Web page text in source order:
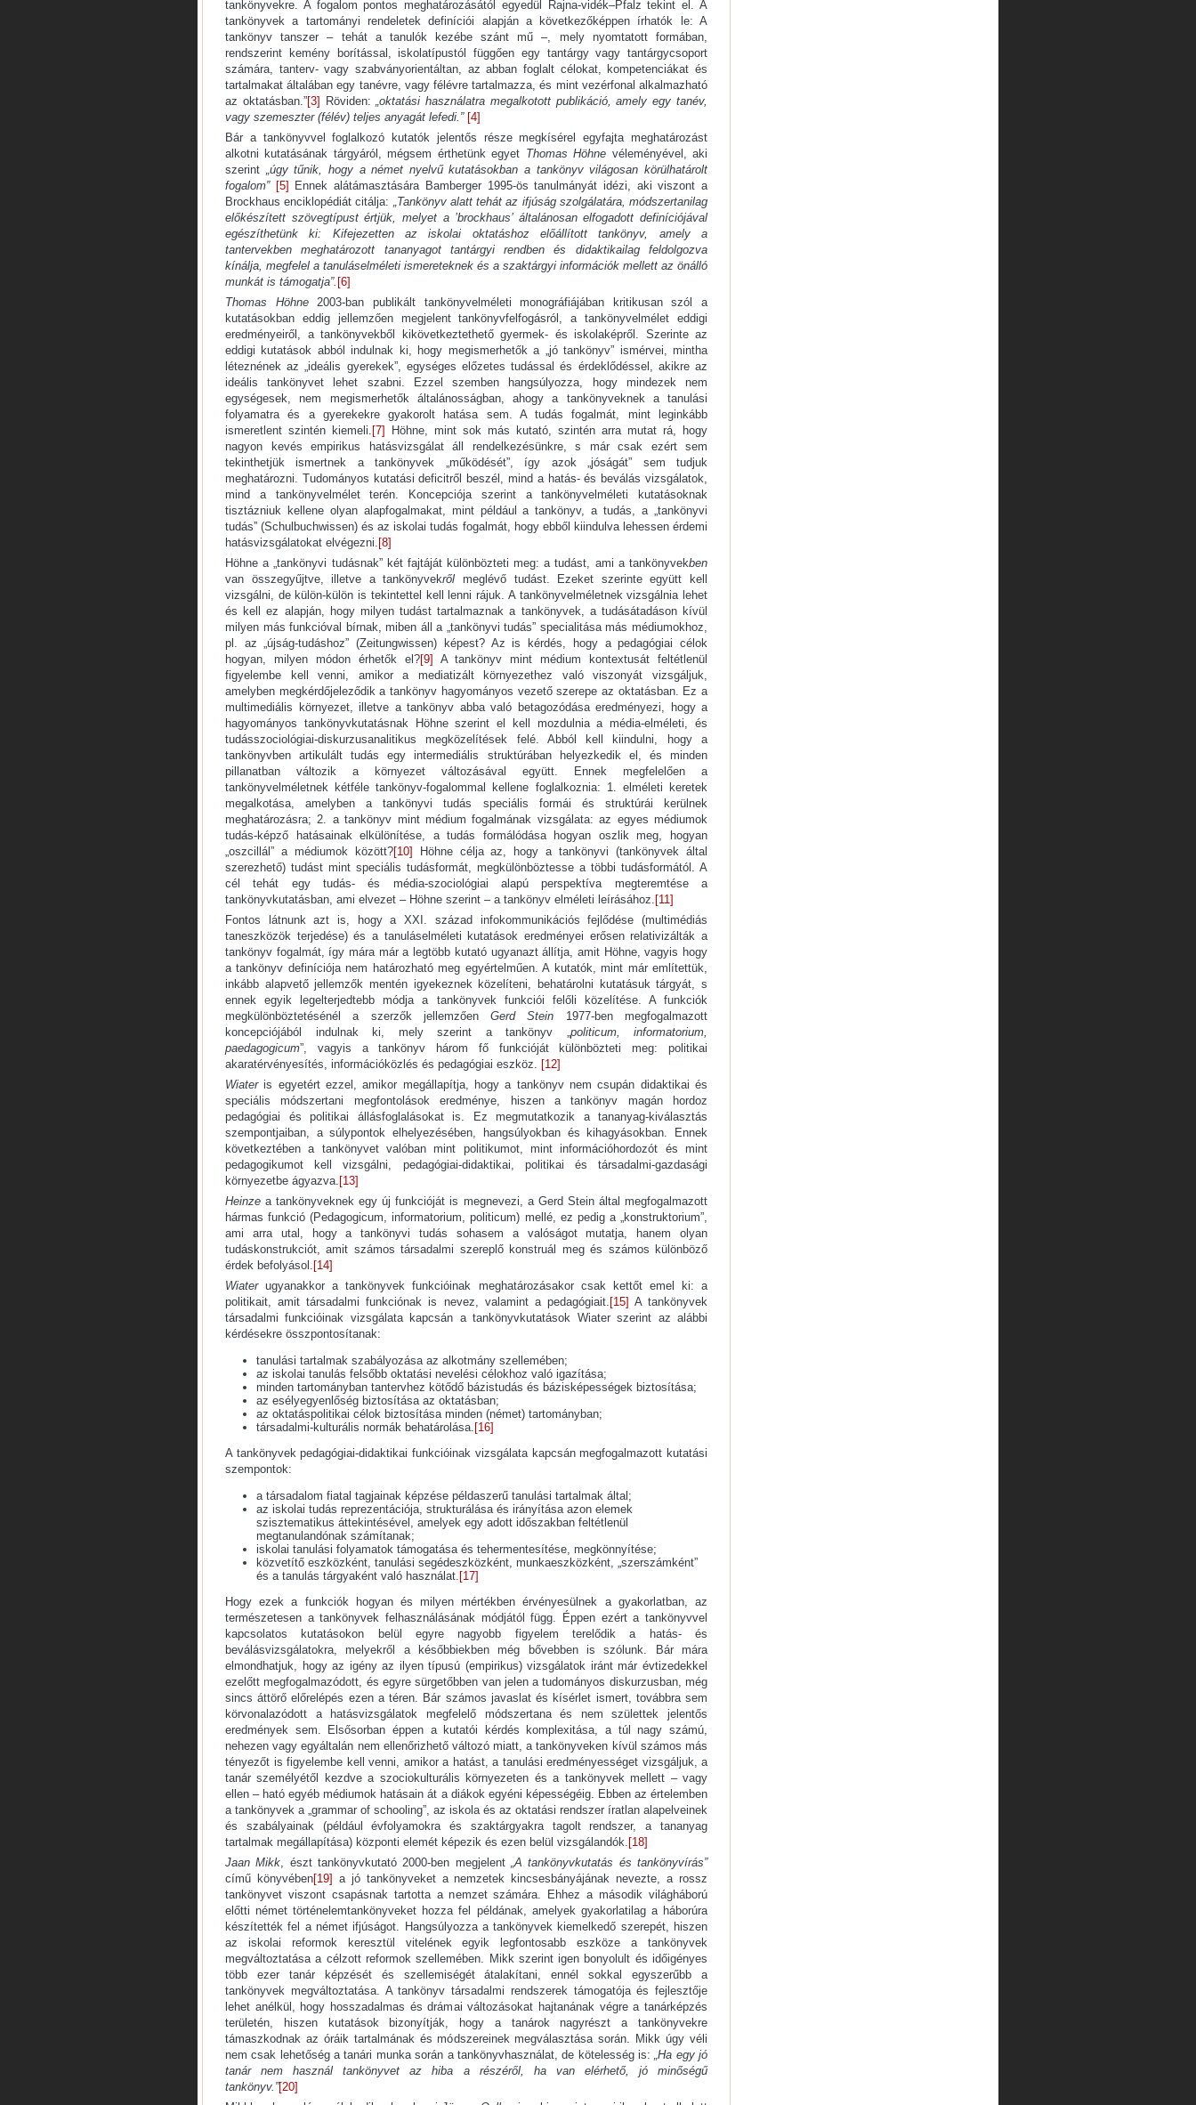
tankönyvekre. A fogalom pontos meghatározásától egyedül Rajna-vidék–Pfalz tekint el. A
tankönyvek a tartományi rendeletek definíciói alapján a következőképpen írhatók le: A
tankönyv tanszer – tehát a tanulók kezébe szánt mű –, mely nyomtatott formában,
rendszerint kemény borítással, iskolatípustól függően egy tantárgy vagy tantárgycsoport
számára, tanterv- vagy szabványorientáltan, az abban foglalt célokat, kompetenciákat és
tartalmakat általában egy tanévre, vagy félévre tartalmazza, és mint vezérfonal alkalmazható
az oktatásban.”[3] Röviden: „oktatási használatra megalkotott publikáció, amely egy tanév,
vagy szemeszter (félév) teljes anyagát lefedi.” [4]
Bár a tankönyvvel foglalkozó kutatók jelentős része megkísérel egyfajta meghatározást
alkotni kutatásának tárgyáról, mégsem érthetünk egyet Thomas Höhne véleményével, aki
szerint
„úgy tűnik, hogy a német nyelvű kutatásokban a tankönyv világosan körülhatárolt
fogalom”[5]
Ennek alátámasztására Bamberger 1995-ös tanulmányát idézi, aki viszont a
Brockhaus enciklopédiát citálja:
„Tankönyv alatt tehát az ifjúság szolgálatára, módszertanilag
előkészített szövegtípust értjük, melyet a ’brockhaus’ általánosan elfogadott definíciójával
egészíthetünk ki: Kifejezetten az iskolai oktatáshoz előállított tankönyv, amely a
tantervekben meghatározott tananyagot tantárgyi rendben és didaktikailag feldolgozva
kínálja, megfelel a tanuláselméleti ismereteknek és a szaktárgyi információk mellett az önálló
munkát is támogatja”. [6]
Thomas Höhne
2003-ban publikált tankönyvelméleti monográfiájában kritikusan szól a
kutatásokban eddig jellemzően megjelent tankönyvfelfogásról, a tankönyvelmélet eddigi
eredményeiről, a tankönyvekből kikövetkeztethető gyermek- és iskolaképről. Szerinte az
eddigi kutatások abból indulnak ki, hogy megismerhetők a „jó tankönyv” ismérvei, mintha
léteznének az „ideális gyerekek”, egységes előzetes tudással és érdeklődéssel, akikre az
ideális tankönyvet lehet szabni. Ezzel szemben hangsúlyozza, hogy mindezek nem
egységesek, nem megismerhetők általánosságban, ahogy a tankönyveknek a tanulási
folyamatra és a gyerekekre gyakorolt hatása sem. A tudás fogalmát, mint leginkább
ismeretlent szintén kiemeli. [7]
Höhne, mint sok más kutató, szintén arra mutat rá, hogy
nagyon kevés empirikus hatásvizsgálat áll rendelkezésünkre, s már csak ezért sem
tekinthetjük ismertnek a tankönyvek „működését”, így azok „jóságát” sem tudjuk
meghatározni. Tudományos kutatási deficitről beszél, mind a hatás- és beválás vizsgálatok,
mind a tankönyvelmélet terén. Koncepciója szerint a tankönyvelméleti kutatásoknak
tisztázniuk kellene olyan alapfogalmakat, mint például a tankönyv, a tudás, a „tankönyvi
tudás” (Schulbuchwissen) és az iskolai tudás fogalmát, hogy ebből kiindulva lehessen érdemi
hatásvizsgálatokat elvégezni. [8]
Höhne a „tankönyvi tudásnak” két fajtáját különbözteti meg: a tudást, ami a tankönyvekben
van összegyűjtve, illetve a tankönyvekről meglévő tudást. Ezeket szerinte együtt kell
vizsgálni, de külön-külön is tekintettel kell lenni rájuk. A tankönyvelméletnek vizsgálnia lehet
és kell ez alapján, hogy milyen tudást tartalmaznak a tankönyvek, a tudásátadáson kívül
milyen más funkcióval bírnak, miben áll a „tankönyvi tudás” specialitása más médiumokhoz,
pl. az „újság-tudáshoz” (Zeitungwissen) képest? Az is kérdés, hogy a pedagógiai célok
hogyan, milyen módon érhetők el?[9]
A tankönyv mint médium kontextusát feltétlenül
figyelembe kell venni, amikor a mediatizált környezethez való viszonyát vizsgáljuk,
amelyben megkérdőjeleződik a tankönyv hagyományos vezető szerepe az oktatásban. Ez a
multimediális környezet, illetve a tankönyv abba való betagozódása eredményezi, hogy a
hagyományos tankönyvkutatásnak Höhne szerint el kell mozdulnia a média-elméleti, és
tudásszociológiai-diskurzusanalitikus megközelítések felé. Abból kell kiindulni, hogy a
tankönyvben artikulált tudás egy intermediális struktúrában helyezkedik el, és minden
pillanatban változik a környezet változásával együtt. Ennek megfelelően a
tankönyvelméletnek kétféle tankönyv-fogalommal kellene foglalkoznia: 1. elméleti keretek
megalkotása, amelyben a tankönyvi tudás speciális formái és struktúrái kerülnek
meghatározásra; 2. a tankönyv mint médium fogalmának vizsgálata: az egyes médiumok
tudás-képző hatásainak elkülönítése, a tudás formálódása hogyan oszlik meg, hogyan
„oszcillál” a médiumok között?[10]
Höhne célja az, hogy a tankönyvi (tankönyvek által
szerezhető) tudást mint speciális tudásformát, megkülönböztesse a többi tudásformától. A
cél tehát egy tudás- és média-szociológiai alapú perspektíva megteremtése a
tankönyvkutatásban, ami elvezet – Höhne szerint – a tankönyv elméleti leírásához. [11]
Fontos látnunk azt is, hogy a XXI. század infokommunikációs fejlődése (multimédiás
taneszközök terjedése) és a tanuláselméleti kutatások eredményei erősen relativizálták a
tankönyv fogalmát, így mára már a legtöbb kutató ugyanazt állítja, amit Höhne, vagyis hogy
a tankönyv definíciója nem határozható meg egyértelműen. A kutatók, mint már említettük,
inkább alapvető jellemzők mentén igyekeznek közelíteni, behatárolni kutatásuk tárgyát, s
ennek egyik legelterjedtebb módja a tankönyvek funkciói felőli közelítése. A funkciók
megkülönböztetésénél a szerzők jellemzőenGerd Stein 1977-ben megfogalmazott
koncepciójából indulnak ki, mely szerint a tankönyv „ politicum, informatorium,
paedagogicum”, vagyis a tankönyv három fő funkcióját különbözteti meg: politikai
akaratérvényesítés, információközlés és pedagógiai eszköz.
[12]
Wiateris egyetért ezzel, amikor megállapítja, hogy a tankönyv nem csupán didaktikai és
speciális módszertani megfontolások eredménye, hiszen a tankönyv magán hordoz
pedagógiai és politikai állásfoglalásokat is. Ez megmutatkozik a tananyag-kiválasztás
szempontjaiban, a súlypontok elhelyezésében, hangsúlyokban és kihagyásokban. Ennek
következtében a tankönyvet valóban mint politikumot, mint információhordozót és mint
pedagogikumot kell vizsgálni, pedagógiai-didaktikai, politikai és társadalmi-gazdasági
környezetbe ágyazva. [13]
Heinze a tankönyveknek egy új funkcióját is megnevezi, a Gerd Stein által megfogalmazott
hármas funkció (Pedagogicum, informatorium, politicum) mellé, ez pedig a „konstruktorium”,
ami arra utal, hogy a tankönyvi tudás sohasem a valóságot mutatja, hanem olyan
tudáskonstrukciót, amit számos társadalmi szereplő konstruál meg és számos különböző
érdek befolyásol. [14]
Wiater ugyanakkor a tankönyvek funkcióinak meghatározásakor csak kettőt emel ki: a
politikait, amit társadalmi funkciónak is nevez, valamint a pedagógiait. [15] A tankönyvek
társadalmi funkcióinak vizsgálata kapcsán a tankönyvkutatások Wiater szerint az alábbi
kérdésekre összpontosítanak:
tanulási tartalmak szabályozása az alkotmány szellemében;
az iskolai tanulás felsőbb oktatási nevelési célokhoz való igazítása;
minden tartományban tantervhez kötődő bázistudás és bázisképességek biztosítása;
az esélyegyenlőség biztosítása az oktatásban;
az oktatáspolitikai célok biztosítása minden (német) tartományban;
társadalmi-kulturális normák behatárolása. [16]
A tankönyvek pedagógiai-didaktikai funkcióinak vizsgálata kapcsán megfogalmazott kutatási
szempontok:
a társadalom fiatal tagjainak képzése példaszerű tanulási tartalmak által;
az iskolai tudás reprezentációja, strukturálása és irányítása azon elemek
szisztematikus áttekintésével, amelyek egy adott időszakban feltétlenül
megtanulandónak számítanak;
iskolai tanulási folyamatok támogatása és tehermentesítése, megkönnyítése;
közvetítő eszközként, tanulási segédeszközként, munkaeszközként, „szerszámként”
és a tanulás tárgyaként való használat. [17]
Hogy ezek a funkciók hogyan és milyen mértékben érvényesülnek a gyakorlatban, az
természetesen a tankönyvek felhasználásának módjától függ. Éppen ezért a tankönyvvel
kapcsolatos kutatásokon belül egyre nagyobb figyelem terelődik a hatás- és
beválásvizsgálatokra, melyekről a későbbiekben még bővebben is szólunk. Bár mára
elmondhatjuk, hogy az igény az ilyen típusú (empirikus) vizsgálatok iránt már évtizedekkel
ezelőtt megfogalmazódott, és egyre sürgetőbben van jelen a tudományos diskurzusban, még
sincs áttörő előrelépés ezen a téren. Bár számos javaslat és kísérlet ismert, továbbra sem
körvonalazódott a hatásvizsgálatok megfelelő módszertana és nem születtek jelentős
eredmények sem. Elsősorban éppen a kutatói kérdés komplexitása, a túl nagy számú,
nehezen vagy egyáltalán nem ellenőrizhető változó miatt, a tankönyveken kívül számos más
tényezőt is figyelembe kell venni, amikor a hatást, a tanulási eredményességet vizsgáljuk, a
tanár személyétől kezdve a szociokulturális környezeten és a tankönyvek mellett – vagy
ellen – ható egyéb médiumok hatásain át a diákok egyéni képességéig. Ebben az értelemben
a tankönyvek a „grammar of schooling”, az iskola és az oktatási rendszer íratlan alapelveinek
és szabályainak (például évfolyamokra és szaktárgyakra tagolt rendszer, a tananyag
tartalmak megállapítása) központi elemét képezik és ezen belül vizsgálandók. [18]
Jaan Mikk , észt tankönyvkutató 2000-ben megjelent
„A tankönyvkutatás és tankönyvírás”
című könyvében[19] a jó tankönyveket a nemzetek kincsesbányájának nevezte, a rossz
tankönyvet viszont csapásnak tartotta a nemzet számára. Ehhez a második világháború
előtti német történelemtankönyveket hozza fel példának, amelyek gyakorlatilag a háborúra
készítették fel a német ifjúságot. Hangsúlyozza a tankönyvek kiemelkedő szerepét, hiszen
az iskolai reformok keresztül vitelének egyik legfontosabb eszköze a tankönyvek
megváltoztatása a célzott reformok szellemében. Mikk szerint igen bonyolult és időigényes
több ezer tanár képzését és szellemiségét átalakítani, ennél sokkal egyszerűbb a
tankönyvek megváltoztatása. A tankönyv társadalmi rendszerek támogatója és fejlesztője
lehet anélkül, hogy hosszadalmas és drámai változásokat hajtanának végre a tanárképzés
területén, hiszen kutatások bizonyítják, hogy a tanárok nagyrészt a tankönyvekre
támaszkodnak az óráik tartalmának és módszereinek megválasztása során. Mikk úgy véli
nem csak lehetőség a tanári munka során a tankönyvhasználat, de kötelesség is: „Ha egy jó
tanár nem használ tankönyvet az hiba a részéről, ha van elérhető, jó minőségű
tankönyv.”[20]